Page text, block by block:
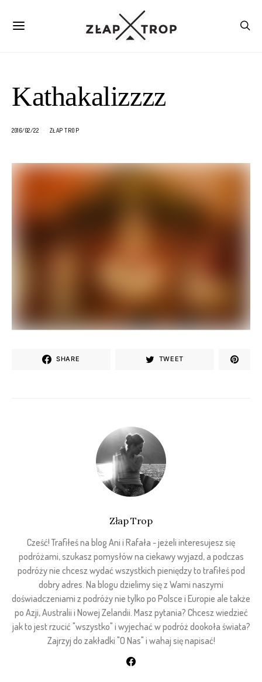
Kathakalizzzz
2016/02/22 ZŁAP TROP
SHARE TWEET
Złap Trop
Cześć! Trafiłeś na blog Ani i Rafała - jeżeli interesujesz się
podróżami, szukasz pomysłów na ciekawy wyjazd, a podczas
podróży nie chcesz wydać wszystkich pieniędzy to trafiłeś pod
dobry adres. Na blogu dzielimy się z Wami naszymi
doświadczeniami z podróży nie tylko po Polsce i Europie ale także
po Azji, Australii i Nowej Zelandii. Masz pytania? Chcesz wiedzieć
jak to jest rzucić "wszystko" i wyjechać w podróż dookoła świata?
Zajrzyj do zakładki "O Nas" i wahaj się napisać!